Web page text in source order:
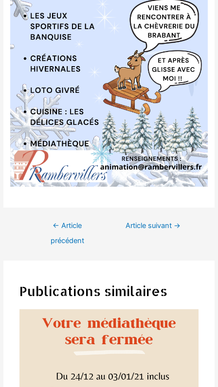
Navigation← Article
précédent
Article suivant →
Publications similaires